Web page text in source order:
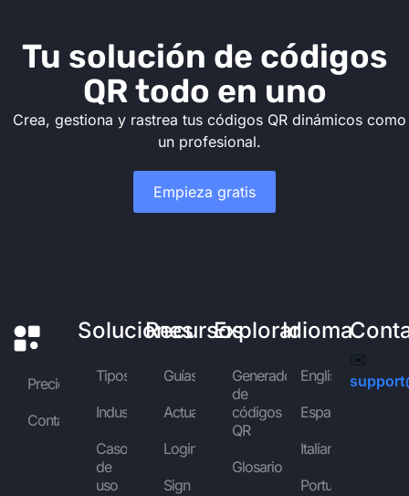
Tu solución de códigos
QR todo en uno
Crea, gestiona y rastrea tus códigos QR dinámicos como
un profesional.
Empieza gratis
Precios
Contáctanos
Soluciones
Tipos
Industrias
Casos
de
uso
Recursos
Guías
Actualidad
Login
Sign
Explorar
Generador
de
códigos
QR
Glosario
Idioma
English
Español
Italiano
Português
✉️